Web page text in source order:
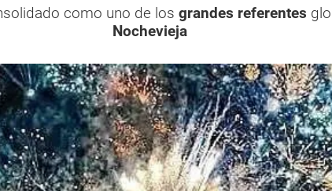
como uno de los grandes referentes
Nochevieja